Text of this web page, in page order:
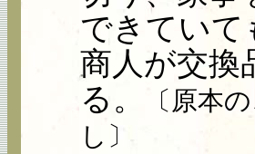
できていて
商人が交換
る。
〔原本
し〕